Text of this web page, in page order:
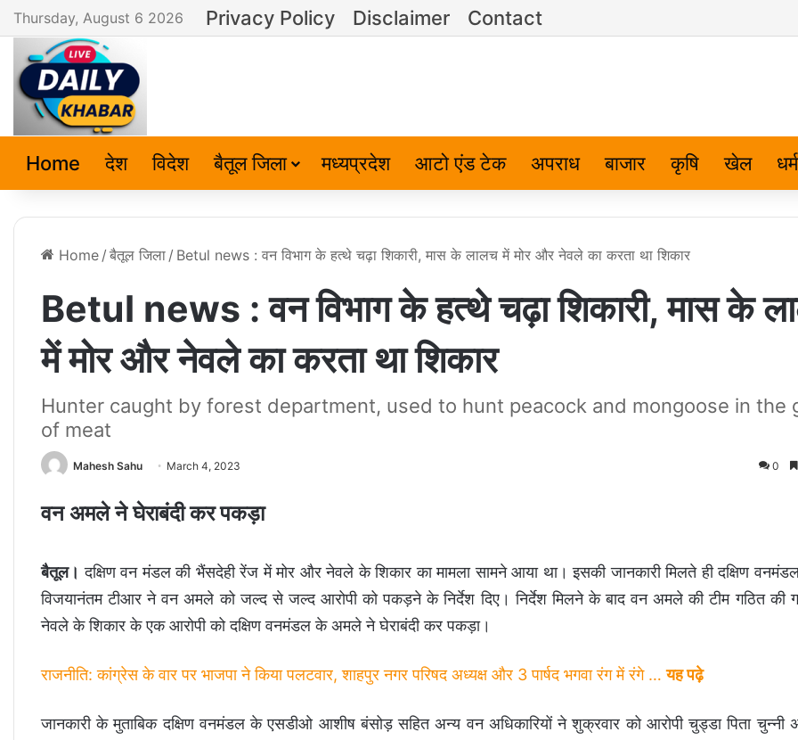
Thursday, August 6 2026 Privacy Policy Disclaimer Contact
Home देश विदेश बैतूल जिला मध्यप्रदेश आटो एंड टेक अपराध बाजार कृषि खेल धर्म
Home / बैतूल जिला / Betul news : वन विभाग के हत्थे चढ़ा शिकारी, मास के लालच में मोर और नेवले का करता था शिकार
Betul news : वन विभाग के हत्थे चढ़ा शिकारी, मास के
में मोर और नेवले का करता था शिकार
Hunter caught by forest department, used to hunt peacock and mongoose in the
of meat
Mahesh Sahu March 4, 2023 0
वन अमले ने घेराबंदी कर पकड़ा
बैतूल। दक्षिण वन मंडल की भैंसदेही रेंज में मोर और नेवले के शिकार का मामला सामने आया था। इसकी जानकारी मिलते ही दक्षिण
विजयानंतम टीआर ने वन अमले को जल्द से जल्द आरोपी को पकड़ने के निर्देश दिए। निर्देश मिलने के बाद वन अमले की टीम गठित की
नेवले के शिकार के एक आरोपी को दक्षिण वनमंडल के अमले ने घेराबंदी कर पकड़ा।
राजनीति: कांग्रेस के वार पर भाजपा ने किया पलटवार, शाहपुर नगर परिषद अध्यक्ष और 3 पार्षद भगवा रंग में रंगे …यह पढ़े
जानकारी के मुताबिक दक्षिण वनमंडल के एसडीओ आशीष बंसोड़ सहित अन्य वन अधिकारियों ने शुक्रवार को आरोपी चुड्डा पिता चुन्नी